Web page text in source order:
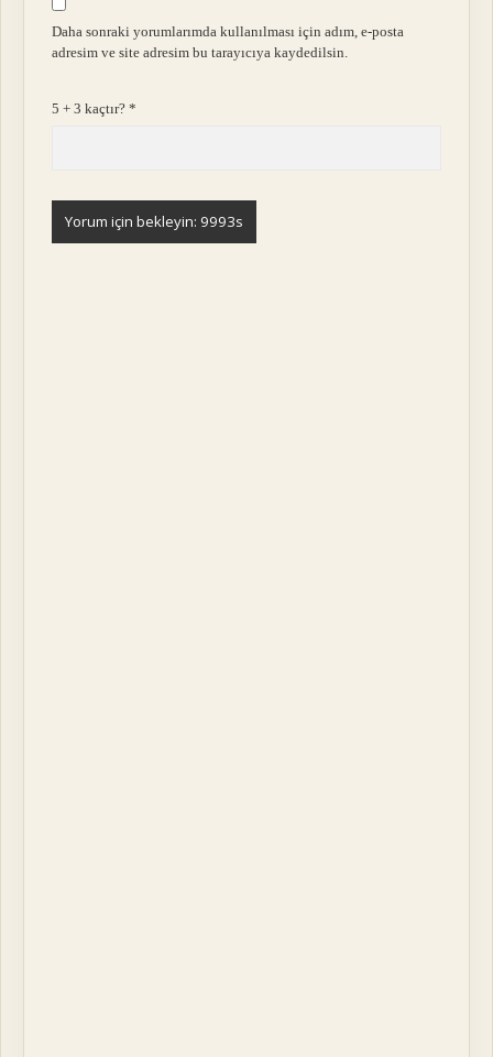
Daha sonraki yorumlarımda kullanılması için adım, e-posta
adresim ve site adresim bu tarayıcıya kaydedilsin.
5 + 3 kaçtır?*